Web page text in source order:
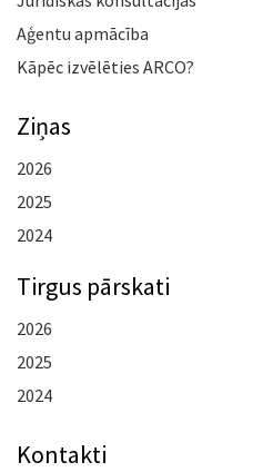
Aģentu apmācība
Kāpēc izvēlēties ARCO?
Ziņas
2026
2025
2024
Tirgus pārskati
2026
2025
2024
Kontakti